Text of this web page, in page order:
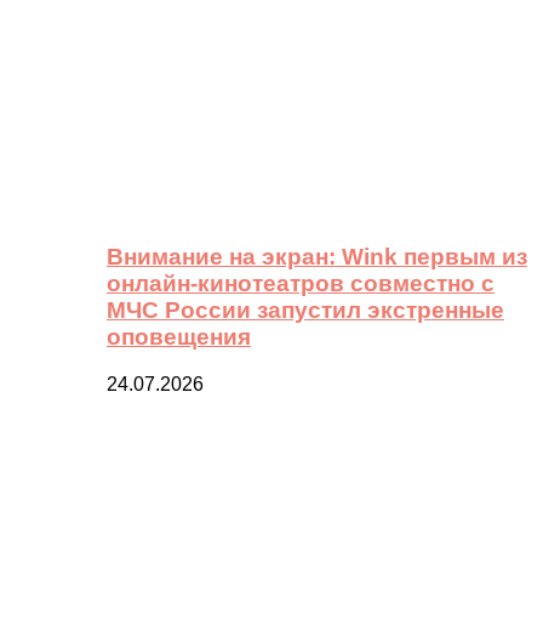
Внимание на экран: Wink первым из
онлайн-кинотеатров совместно с
МЧС России запустил экстренные
оповещения
24.07.2026